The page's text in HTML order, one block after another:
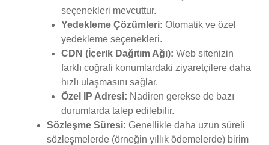
seçenekleri mevcuttur.
Yedekleme Çözümleri: Otomatik ve özel
yedekleme seçenekleri.
CDN (İçerik Dağıtım Ağı): Web sitenizin
farklı coğrafi konumlardaki ziyaretçilere daha
hızlı ulaşmasını sağlar.
Özel IP Adresi: Nadiren gerekse de bazı
durumlarda talep edilebilir.
Sözleşme Süresi: Genellikle daha uzun süreli
sözleşmelerde (örneğin yıllık ödemelerde) birim